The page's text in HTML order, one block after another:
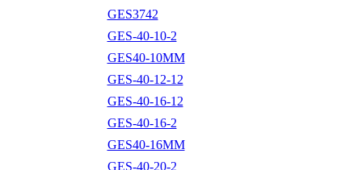
GES3742
GES-40-10-2
GES40-10MM
GES-40-12-12
GES-40-16-12
GES-40-16-2
GES40-16MM
GES-40-20-2